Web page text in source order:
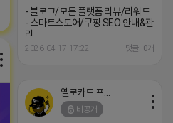
- 블로그/모든 플랫폼 리뷰/리워드
- 스마트스토어/쿠팡 SEO 안내&관
리
─────────────────
2026-04-17 17:22 댓글: 0개
옐로카드 프로도
비공개